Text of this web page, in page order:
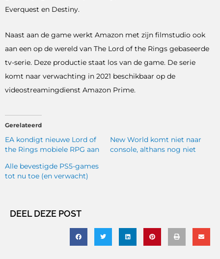
Everquest en Destiny.
Naast aan de game werkt Amazon met zijn filmstudio ook
aan een op de wereld van The Lord of the Rings gebaseerde
tv-serie. Deze productie staat los van de game. De serie
komt naar verwachting in 2021 beschikbaar op de
videostreamingdienst Amazon Prime.
Gerelateerd
EA kondigt nieuwe Lord of
the Rings mobiele RPG aan
New World komt niet naar
console, althans nog niet
Alle bevestigde PS5-games
tot nu toe (en verwacht)
DEEL DEZE POST